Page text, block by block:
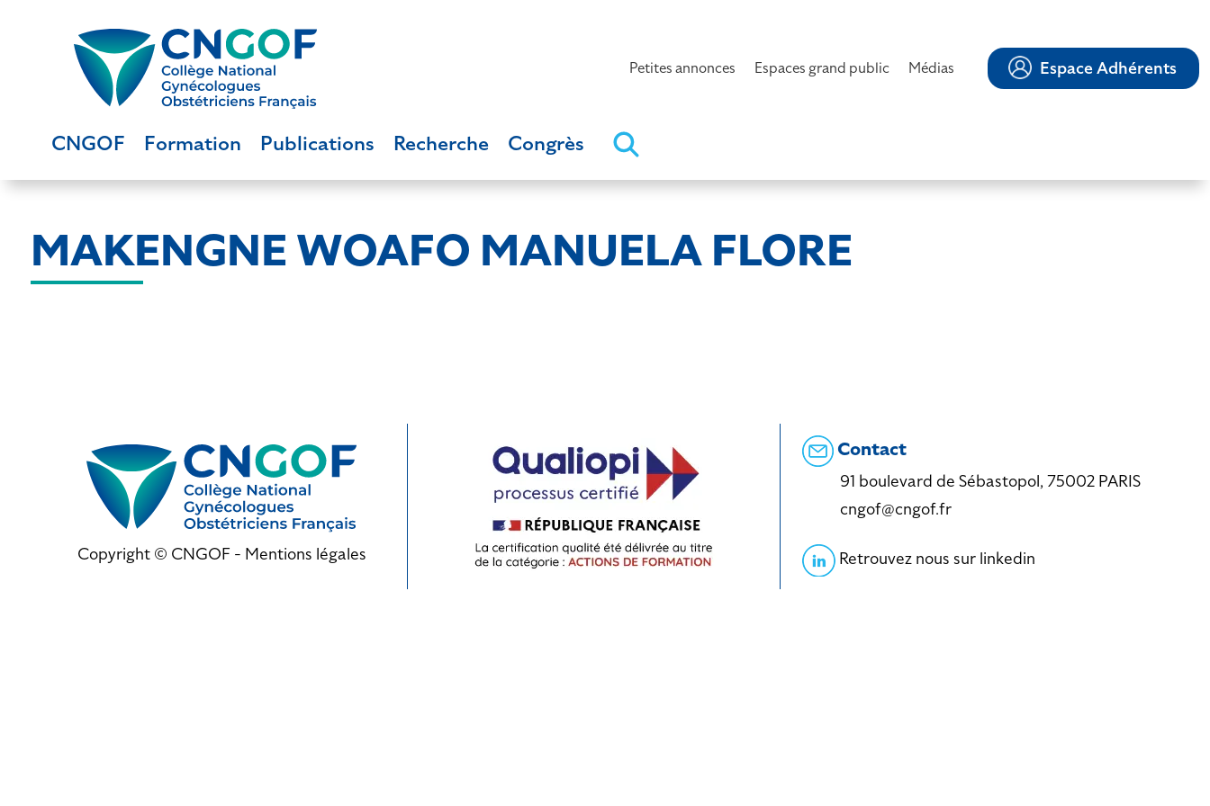
Petites annonces Espaces grand public Médias Espace Adhérents
CNGOF Formation Publications Recherche Congrès
MAKENGNE WOAFO MANUELA FLORE
Copyright © CNGOF - Mentions légales
Contact
91 boulevard de Sébastopol, 75002 PARIS
cngof@cngof.fr
Retrouvez nous sur linkedin